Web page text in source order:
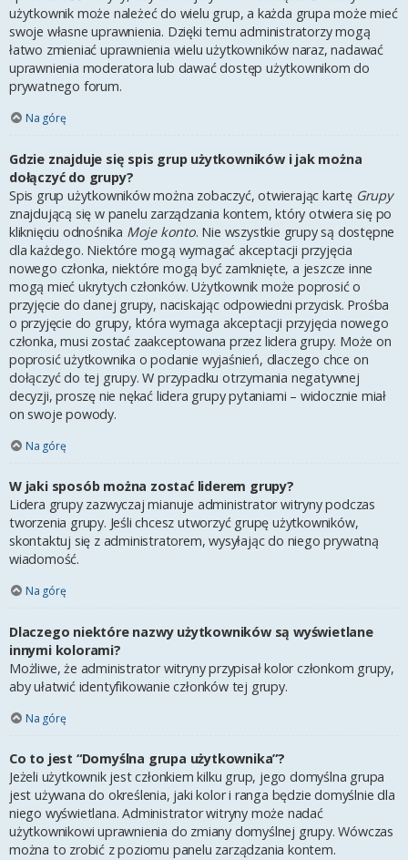
użytkownik może należeć do wielu grup, a każda grupa może mieć
swoje własne uprawnienia. Dzięki temu administratorzy mogą
łatwo zmieniać uprawnienia wielu użytkowników naraz, nadawać
uprawnienia moderatora lub dawać dostęp użytkownikom do
prywatnego forum.
Na górę
Gdzie znajduje się spis grup użytkowników i jak można
dołączyć do grupy?
Spis grup użytkowników można zobaczyć, otwierając kartę Grupy
znajdującą się w panelu zarządzania kontem, który otwiera się po
kliknięciu odnośnika Moje konto. Nie wszystkie grupy są dostępne
dla każdego. Niektóre mogą wymagać akceptacji przyjęcia
nowego członka, niektóre mogą być zamknięte, a jeszcze inne
mogą mieć ukrytych członków. Użytkownik może poprosić o
przyjęcie do danej grupy, naciskając odpowiedni przycisk. Prośba
o przyjęcie do grupy, która wymaga akceptacji przyjęcia nowego
członka, musi zostać zaakceptowana przez lidera grupy. Może on
poprosić użytkownika o podanie wyjaśnień, dlaczego chce on
dołączyć do tej grupy. W przypadku otrzymania negatywnej
decyzji, proszę nie nękać lidera grupy pytaniami – widocznie miał
on swoje powody.
Na górę
W jaki sposób można zostać liderem grupy?
Lidera grupy zazwyczaj mianuje administrator witryny podczas
tworzenia grupy. Jeśli chcesz utworzyć grupę użytkowników,
skontaktuj się z administratorem, wysyłając do niego prywatną
wiadomość.
Na górę
Dlaczego niektóre nazwy użytkowników są wyświetlane
innymi kolorami?
Możliwe, że administrator witryny przypisał kolor członkom grupy,
aby ułatwić identyfikowanie członków tej grupy.
Na górę
Co to jest “Domyślna grupa użytkownika”?
Jeżeli użytkownik jest członkiem kilku grup, jego domyślna grupa
jest używana do określenia, jaki kolor i ranga będzie domyślnie dla
niego wyświetlana. Administrator witryny może nadać
użytkownikowi uprawnienia do zmiany domyślnej grupy. Wówczas
można to zrobić z poziomu panelu zarządzania kontem.